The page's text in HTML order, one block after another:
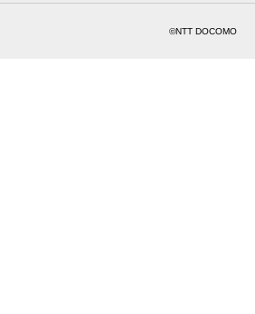
©NTT DOCOMO